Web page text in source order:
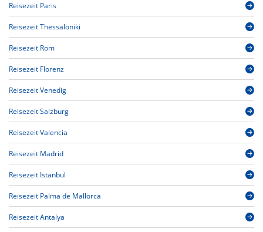
Reisezeit Paris
Reisezeit Thessaloniki
Reisezeit Rom
Reisezeit Florenz
Reisezeit Venedig
Reisezeit Salzburg
Reisezeit Valencia
Reisezeit Madrid
Reisezeit Istanbul
Reisezeit Palma de Mallorca
Reisezeit Antalya